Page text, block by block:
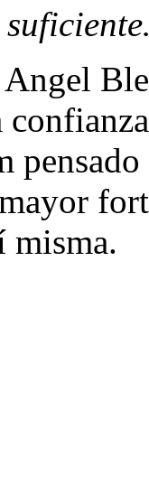
Angel
misma.